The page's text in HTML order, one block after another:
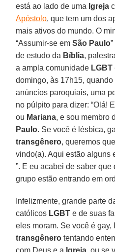
está ao lado de uma Igreja
Apóstolo, que tem um dos
mais ativos do mundo. O
“Assumir-se emSão Paulo
de estudo da Bíblia,
a ampla comunidade LGBT
domingo, às 17h15,
anúncios paroquiais, uma
no púlpito para dizer: “Olá!
ou Mariana, e sou membro
Paulo. Se você é lésbica,
transgênero, queremos
vindo(a). Aqui estão alguns
”. E eu acabei de saber
grupo estão entrando em
Infelizmente, grande parte
católicos LGBT e de suas
eles moram. Se você é
transgênero tentando
com Deus e a Igreja, ou se